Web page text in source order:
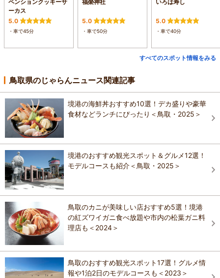
ペンションクッキーサ
ーカス
5.0
・車で45分
福榮神社
5.0
・車で50分
いろは寿し
5.0
・車で40分
すべてのスポット情報をみる
鳥取県のじゃらんニュース関連記事
境港の海鮮丼おすすめ10選！デカ盛りや豪華
食材などランチにぴったり＜鳥取・2025＞
境港のおすすめ観光スポット＆グルメ12選！
モデルコースも紹介＜鳥取・2025＞
鳥取のカニが美味しい店おすすめ5選！境港
の紅ズワイガニ食べ放題や市内の松葉ガニ料
理店も＜2024＞
鳥取のおすすめ観光スポット17選！グルメ情
報や1泊2日のモデルコースも＜2023＞